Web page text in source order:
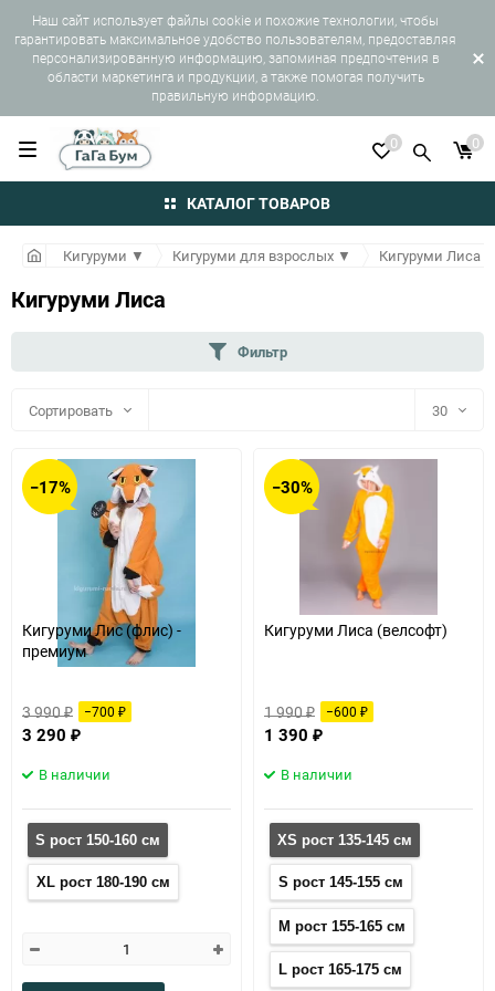
Наш сайт использует файлы cookie и похожие технологии, чтобы
гарантировать максимальное удобство пользователям, предоставляя
персонализированную информацию, запоминая предпочтения в
области маркетинга и продукции, а также помогая получить
правильную информацию.
КАТАЛОГ ТОВАРОВ
0 0
Кигуруми ▼ Кигуруми для взрослых ▼ Кигуруми Лиса
Кигуруми Лиса
Фильтр
Сортировать 30
−17%
Кигуруми Лис (флис) -
премиум
3 990₽ −700 ₽
3 290 ₽
В наличии
S рост 150-160 см
XL рост 180-190 см
−30%
Кигуруми Лиса (велсофт)
1 990₽ −600 ₽
1 390 ₽
В наличии
XS рост 135-145 см
S рост 145-155 см
M рост 155-165 см
L рост 165-175 см